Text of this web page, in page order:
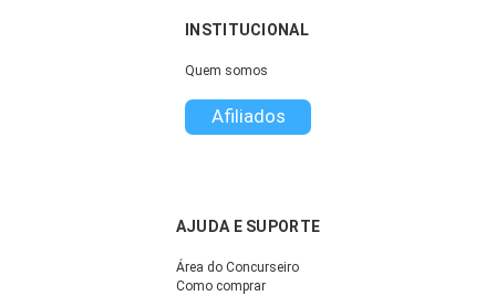
INSTITUCIONAL
Quem somos
Afiliados
AJUDA E SUPORTE
Área do Concurseiro
Como comprar